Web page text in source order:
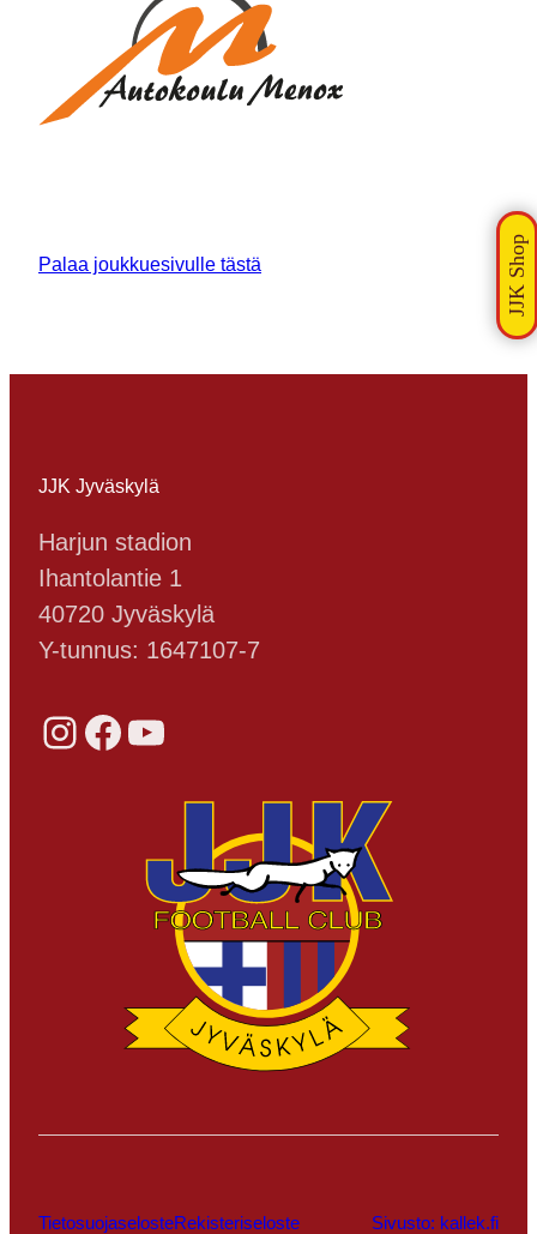
Palaa joukkuesivulle tästä
JJK Jyväskylä
Harjun stadion
Ihantolantie 1
40720 Jyväskylä
Y-tunnus: 1647107-7
Instagram Facebook YouTube
TietosuojaselosteRekisteriseloste Sivusto: kallek.fi